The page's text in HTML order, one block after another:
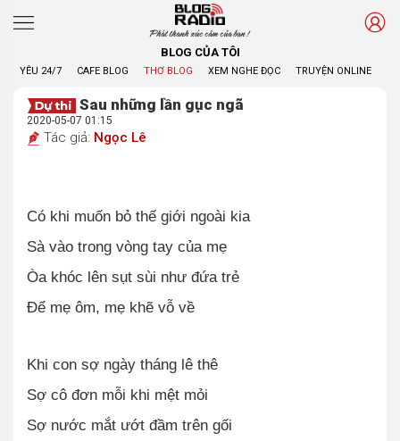
Phát thanh xúc cảm của bạn !
BLOG CỦA TÔI
YÊU 24/7 CAFE BLOG THƠ BLOG XEM NGHE ĐỌC TRUYỆN ONLINE
Sau những lần gục ngã
2020-05-07 01:15
Tác giả: Ngọc Lê
Có khi muốn bỏ thế giới ngoài kia
Sà vào trong vòng tay của mẹ
Òa khóc lên sụt sùi như đứa trẻ
Để mẹ ôm, mẹ khẽ vỗ về
Khi con sợ ngày tháng lê thê
Sợ cô đơn mỗi khi mệt mỏi
Sợ nước mắt ướt đầm trên gối